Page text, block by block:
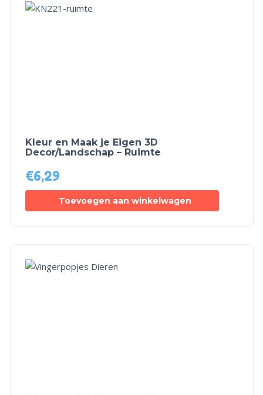
Kleur en Maak je Eigen 3D
Decor/Landschap – Ruimte
€6,29
Toevoegen aan winkelwagen